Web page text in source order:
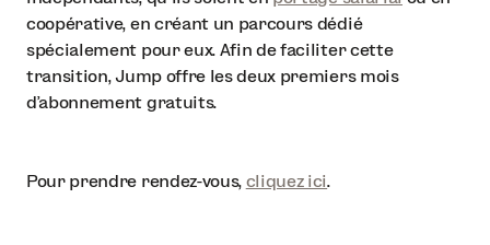
coopérative, en créant un parcours dédié
spécialement pour eux. Afin de faciliter cette
transition, Jump offre les deux premiers mois
d'abonnement gratuits.
Pour prendre rendez-vous, cliquez ici.